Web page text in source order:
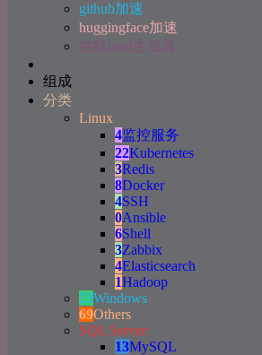
github加速
huggingface加速
在线uuid生成器
组成
分类
Linux
4监控服务
22Kubernetes
3Redis
8Docker
4SSH
0Ansible
6Shell
3Zabbix
4Elasticsearch
1Hadoop
23Windows
69Others
SQL Server
13MySQL